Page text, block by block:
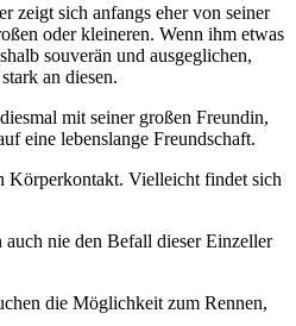
zeigt sich anfangs eher von seiner
oder kleineren. Wenn ihm etwas
souverän und ausgeglichen,
an diesen.
mit seiner großen Freundin,
eine lebenslange Freundschaft.
Körperkontakt. Vielleicht findet sich
nie den Befall dieser Einzeller
die Möglichkeit zum Rennen,